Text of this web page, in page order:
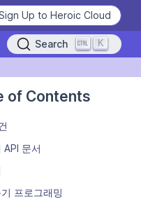
Up to Heroic Cloud
Search K
of Contents
API 문서
프로그래밍